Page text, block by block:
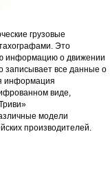
грузовые
Это
информацию о движении
записывает все данные о
информация
виде,
модели
производителей.